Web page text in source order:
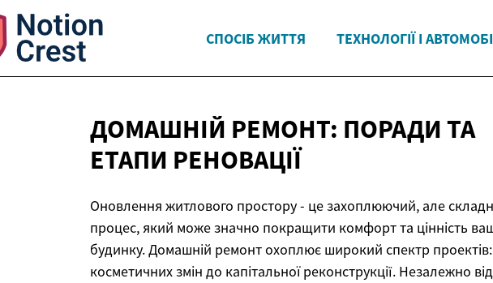
СПОСІБ ЖИТТЯ ТЕХНОЛОГІЇ І
ДОМАШНІЙ РЕМОНТ: ПОРАДИ ТА
ЕТАПИ РЕНОВАЦІЇ
Оновлення житлового простору - це захоплюючий, але
процес, який може значно покращити комфорт та цінність
будинку. Домашній ремонт охоплює широкий спектр проектів:
косметичних змін до капітальної реконструкції. Незалежно від